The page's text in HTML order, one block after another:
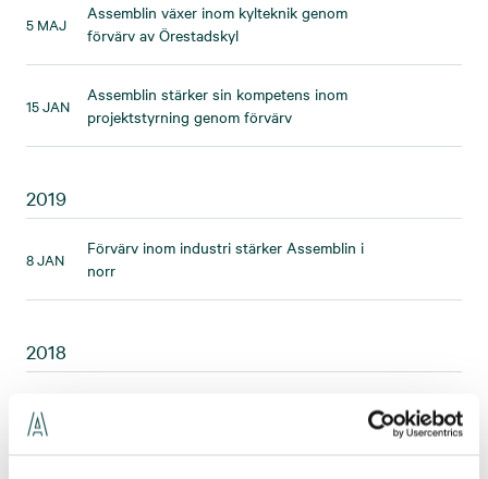
5 MAJ
Assemblin växer inom kylteknik genom
förvärv av Örestadskyl
15 JAN
Assemblin stärker sin kompetens inom
projektstyrning genom förvärv
2019
8 JAN
Förvärv inom industri stärker Assemblin i
norr
2018
25 JUN